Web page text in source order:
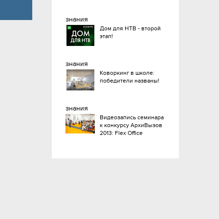
знания
Дом для НТВ - второй
этап!
знания
Коворкинг в школе:
победители названы!
знания
Видеозапись семинара
к конкурсу АрхиВызов
2013: Flex Office